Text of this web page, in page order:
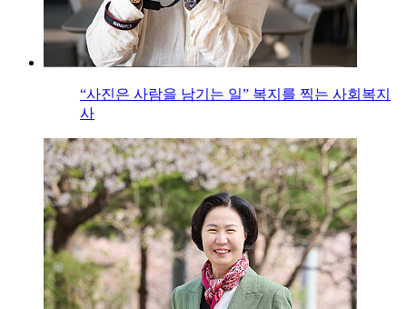
“사진은 사람을 남기는 일” 복지를 찍는 사회복지
사